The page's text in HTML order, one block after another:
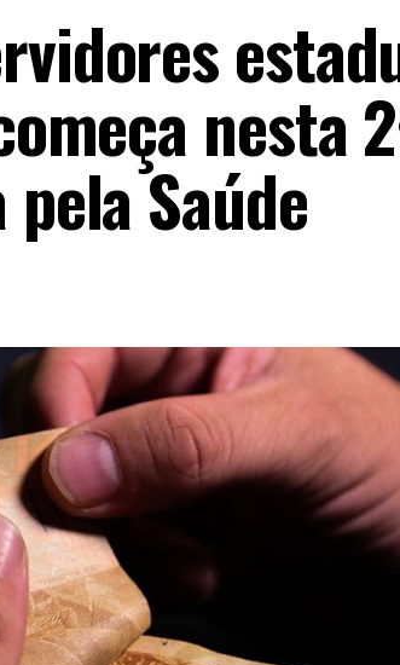
nesta
Saúde